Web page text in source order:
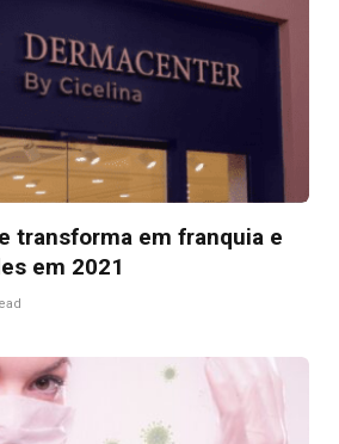
transforma em franquia e
em 2021